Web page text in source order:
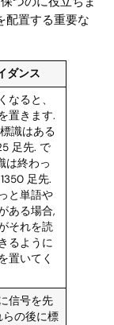
配置する重要な
ダンス
なると、
置きます.
識はある
足先. で
は終わっ
足先.
と単語や
ある場合,
それを読
るように
置いてく
信号を先
らの後に標